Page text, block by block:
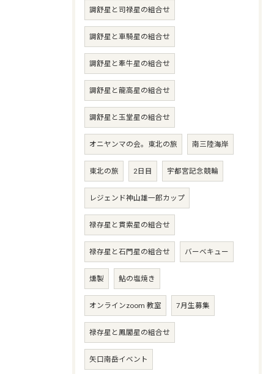
調舒星と司禄星の組合せ
調舒星と車騎星の組合せ
調舒星と牽牛星の組合せ
調舒星と龍高星の組合せ
調舒星と玉堂星の組合せ
オニヤンマの会。東北の旅 南三陸海岸
東北の旅 2日目 宇都宮記念競輪
レジェンド神山雄一郎カップ
禄存星と貫索星の組合せ
禄存星と石門星の組合せ バーベキュー
燻製 鮎の塩焼き
オンラインzoom 教室 7月生募集
禄存星と鳳閣星の組合せ
矢口南岳イベント